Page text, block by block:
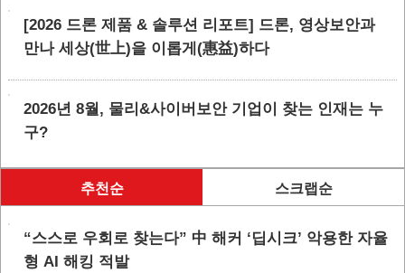
[2026 드론 제품 & 솔루션 리포트] 드론, 영상보안과
만나 세상(世上)을 이롭게(惠益)하다
2026년 8월, 물리&사이버보안 기업이 찾는 인재는 누
구?
추천순 스크랩순
“스스로 우회로 찾는다” 中 해커 ‘딥시크’ 악용한 자율
형 AI 해킹 적발